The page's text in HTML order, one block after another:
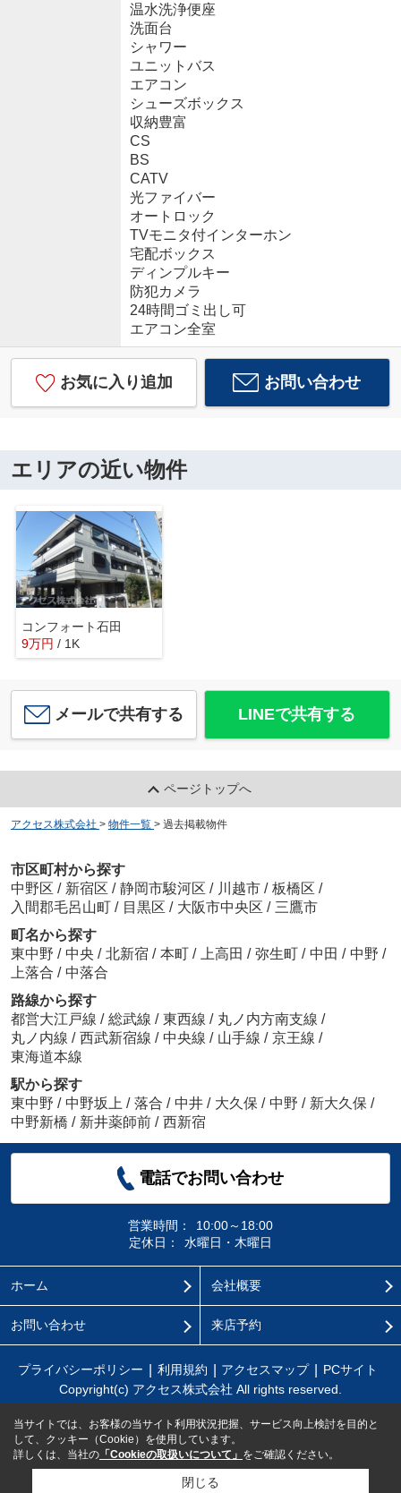
温水洗浄便座
洗面台
シャワー
ユニットバス
エアコン
シューズボックス
収納豊富
CS
BS
CATV
光ファイバー
オートロック
TVモニタ付インターホン
宅配ボックス
ディンプルキー
防犯カメラ
24時間ゴミ出し可
エアコン全室
お気に入り追加 お問い合わせ
エリアの近い物件
コンフォート石田
9万円 / 1K
メールで共有する LINEで共有する
ページトップへ
アクセス株式会社 > 物件一覧 > 過去掲載物件
市区町村から探す
中野区 / 新宿区 / 静岡市駿河区 / 川越市 / 板橋区 /
入間郡毛呂山町 / 目黒区 / 大阪市中央区 / 三鷹市
町名から探す
東中野 / 中央 / 北新宿 / 本町 / 上高田 / 弥生町 / 中田 / 中野 /
上落合 / 中落合
路線から探す
都営大江戸線 / 総武線 / 東西線 / 丸ノ内方南支線 /
丸ノ内線 / 西武新宿線 / 中央線 / 山手線 / 京王線 /
東海道本線
駅から探す
東中野 / 中野坂上 / 落合 / 中井 / 大久保 / 中野 / 新大久保 /
中野新橋 / 新井薬師前 / 西新宿
電話でお問い合わせ
営業時間：
10:00～18:00
定休日：
水曜日・木曜日
ホーム 会社概要
お問い合わせ 来店予約
プライバシーポリシー 利用規約 アクセスマップ
PCサイト
Copyright(c) アクセス株式会社 All rights reserved.
当サイトでは、お客様の当サイト利用状況把握、サービス向上検討を目的と
して、クッキー（Cookie）を使用しています。
詳しくは、当社の 「Cookieの取扱いについて」 をご確認ください。
閉じる